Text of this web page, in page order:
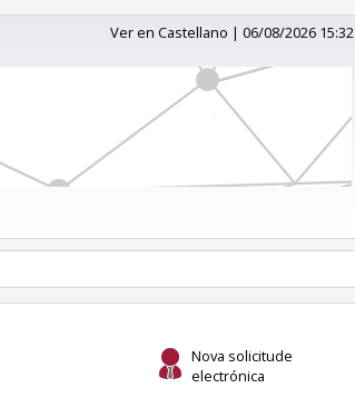
Ver en Castellano | 06/08/2026 15:32
Nova solicitude
electrónica